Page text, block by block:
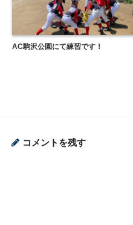
AC駒沢公園にて練習です！
コメントを残す